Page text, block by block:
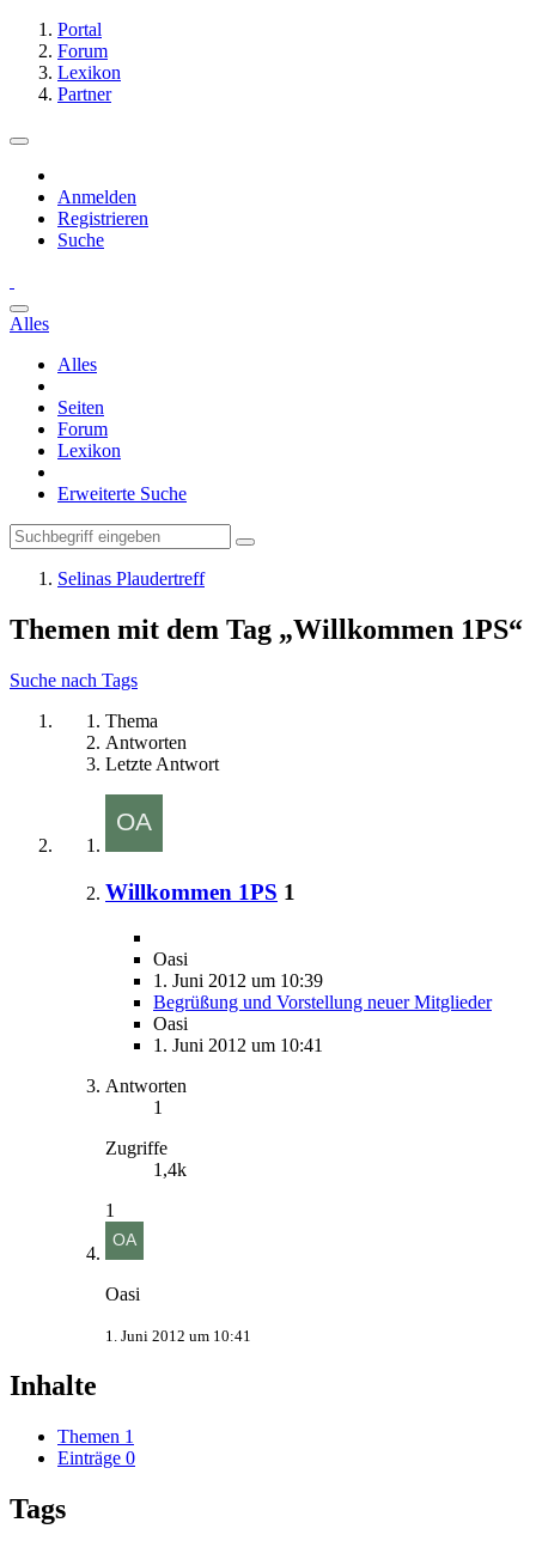
Portal
Forum
Lexikon
Partner
Anmelden
Registrieren
Suche
Alles
Alles
Seiten
Forum
Lexikon
Erweiterte Suche
Selinas Plaudertreff
Themen mit dem Tag „Willkommen 1PS“
Suche nach Tags
Thema
Antworten
Letzte Antwort
Willkommen 1PS 1
Oasi
1. Juni 2012 um 10:39
Begrüßung und Vorstellung neuer Mitglieder
Oasi
1. Juni 2012 um 10:41
Antworten
1
Zugriffe
1,4k
1
Oasi
1. Juni 2012 um 10:41
Inhalte
Themen 1
Einträge 0
Tags